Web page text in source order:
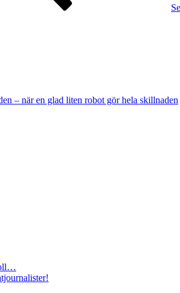
– när en glad liten robot gör hela skillnaden